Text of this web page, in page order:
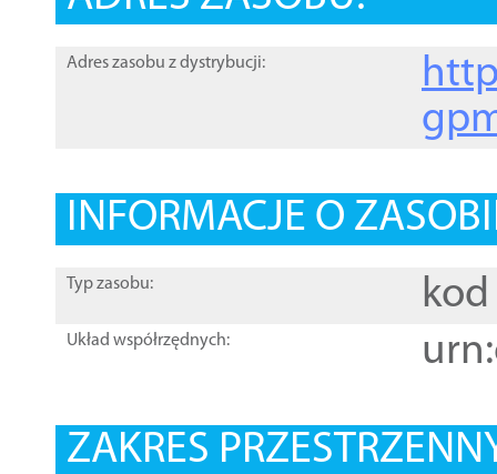
Adres zasobu z dystrybucji:
INFORMACJE O
Typ zasobu: kod
Układ współrzędnych:
ZAKRES